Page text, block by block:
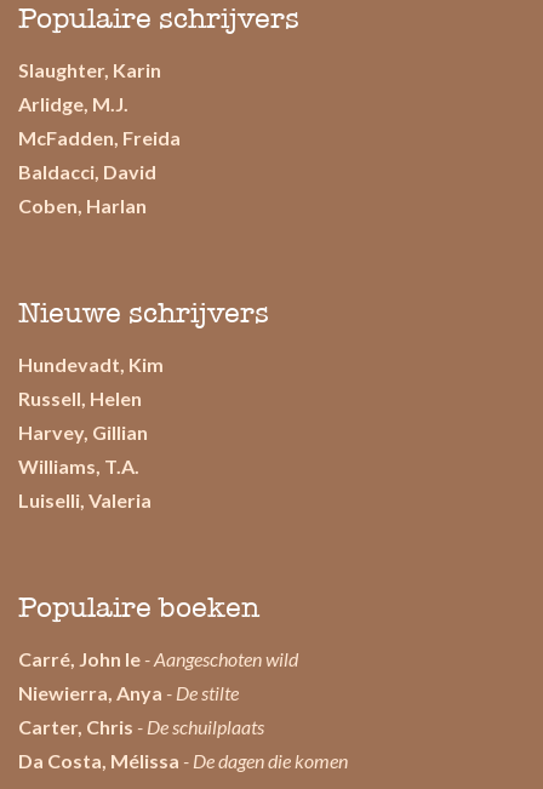
Populaire schrijvers
Slaughter, Karin
Arlidge, M.J.
McFadden, Freida
Baldacci, David
Coben, Harlan
Nieuwe schrijvers
Hundevadt, Kim
Russell, Helen
Harvey, Gillian
Williams, T.A.
Luiselli, Valeria
Populaire boeken
Carré, John le - Aangeschoten wild
Niewierra, Anya - De stilte
Carter, Chris - De schuilplaats
Da Costa, Mélissa - De dagen die komen